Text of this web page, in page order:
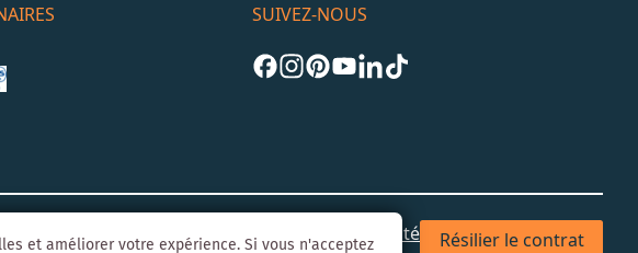
SUIVEZ-NOUS
Mentions légales CGV Confidentialité & Sécurité Résilier le contrat
et améliorer votre expérience. Si vous n'acceptez